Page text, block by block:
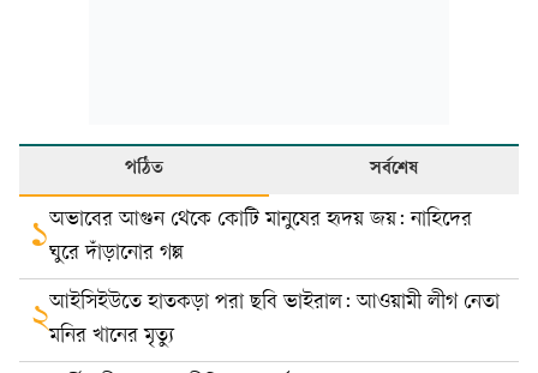
পঠিত সর্বশেষ
১অভাবের আগুন থেকে কোটি মানুষের হৃদয় জয়: নাহিদের
ঘুরে দাঁড়ানোর গল্প
২আইসিইউতে হাতকড়া পরা ছবি ভাইরাল: আওয়ামী লীগ নেতা
মনির খানের মৃত্যু